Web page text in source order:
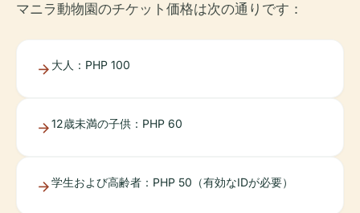
マニラ動物園のチケット価格は次の通りです：
大人：PHP 100
12歳未満の子供：PHP 60
学生および高齢者：PHP 50（有効なIDが必要）